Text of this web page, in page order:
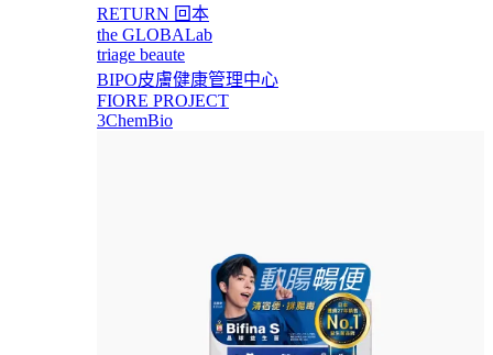
RETURN 回本
the GLOBALab
triage beaute
BIPO皮膚健康管理中心
FIORE PROJECT
3ChemBio